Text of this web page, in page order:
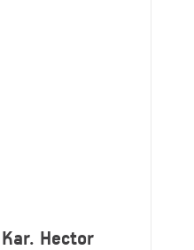
Hector